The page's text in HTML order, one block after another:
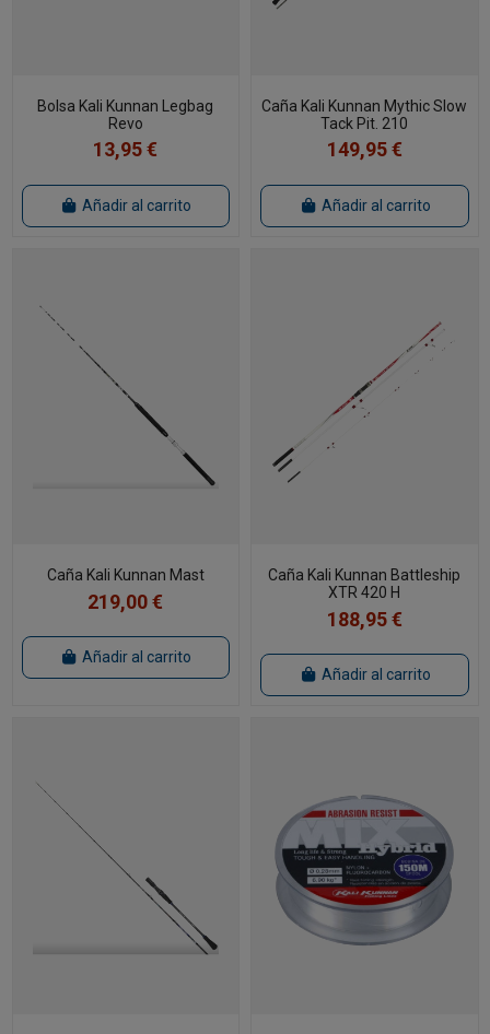
Bolsa Kali Kunnan Legbag
Revo
13,95 €
Añadir al carrito
Caña Kali Kunnan Mythic Slow
Tack Pit. 210
149,95 €
Añadir al carrito
Caña Kali Kunnan Mast
219,00 €
Añadir al carrito
Caña Kali Kunnan Battleship
XTR 420 H
188,95 €
Añadir al carrito